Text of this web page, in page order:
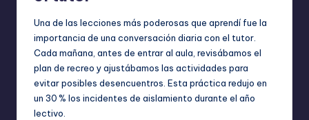
Una de las lecciones más poderosas que aprendí fue la
importancia de una conversación diaria con el tutor.
Cada mañana, antes de entrar al aula, revisábamos el
plan de recreo y ajustábamos las actividades para
evitar posibles desencuentros. Esta práctica redujo en
un 30 % los incidentes de aislamiento durante el año
lectivo.